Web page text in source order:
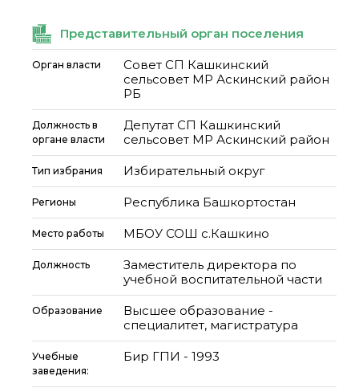
Представительный орган поселения
Орган власти
Совет СП Кашкинский
сельсовет МР Аскинский район
РБ
Должность в
органе власти
Депутат СП Кашкинский
сельсовет МР Аскинский район
Тип избрания Избирательный округ
Регионы Республика Башкортостан
Место работы МБОУ СОШ с.Кашкино
Должность
Заместитель директора по
учебной воспитательной части
Образование
Высшее образование -
специалитет, магистратура
Учебные
заведения:
Бир ГПИ - 1993